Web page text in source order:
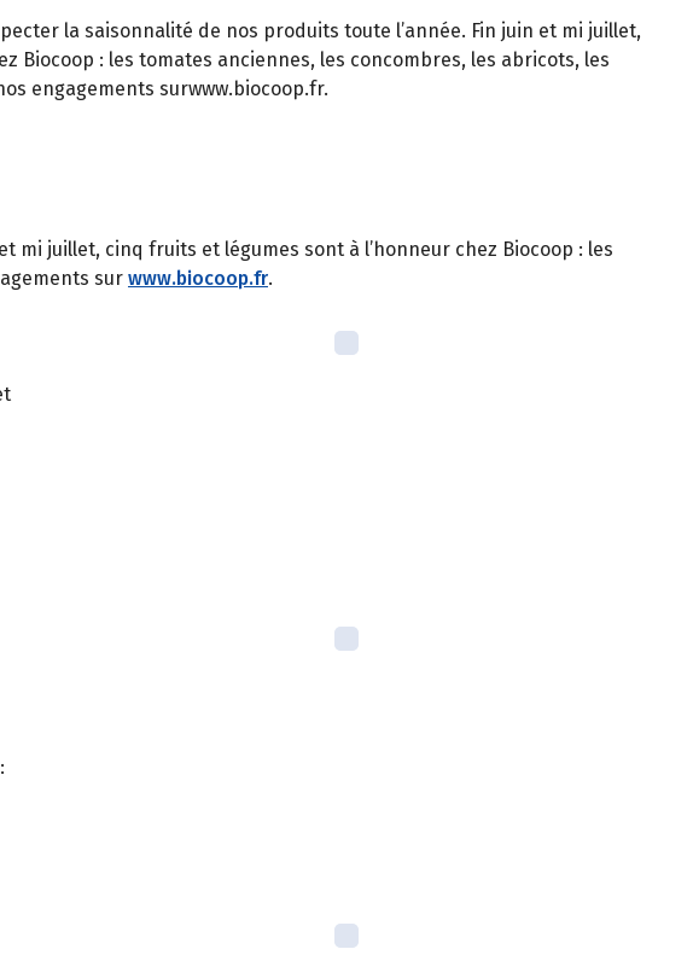
la saisonnalité de nos produits toute l’année. Fin juin et mi juillet,
Biocoop : les tomates anciennes, les concombres, les abricots, les
engagements surwww.biocoop.fr.
mi juillet, cinq fruits et légumes sont à l’honneur chez Biocoop : les
sur www.biocoop.fr.